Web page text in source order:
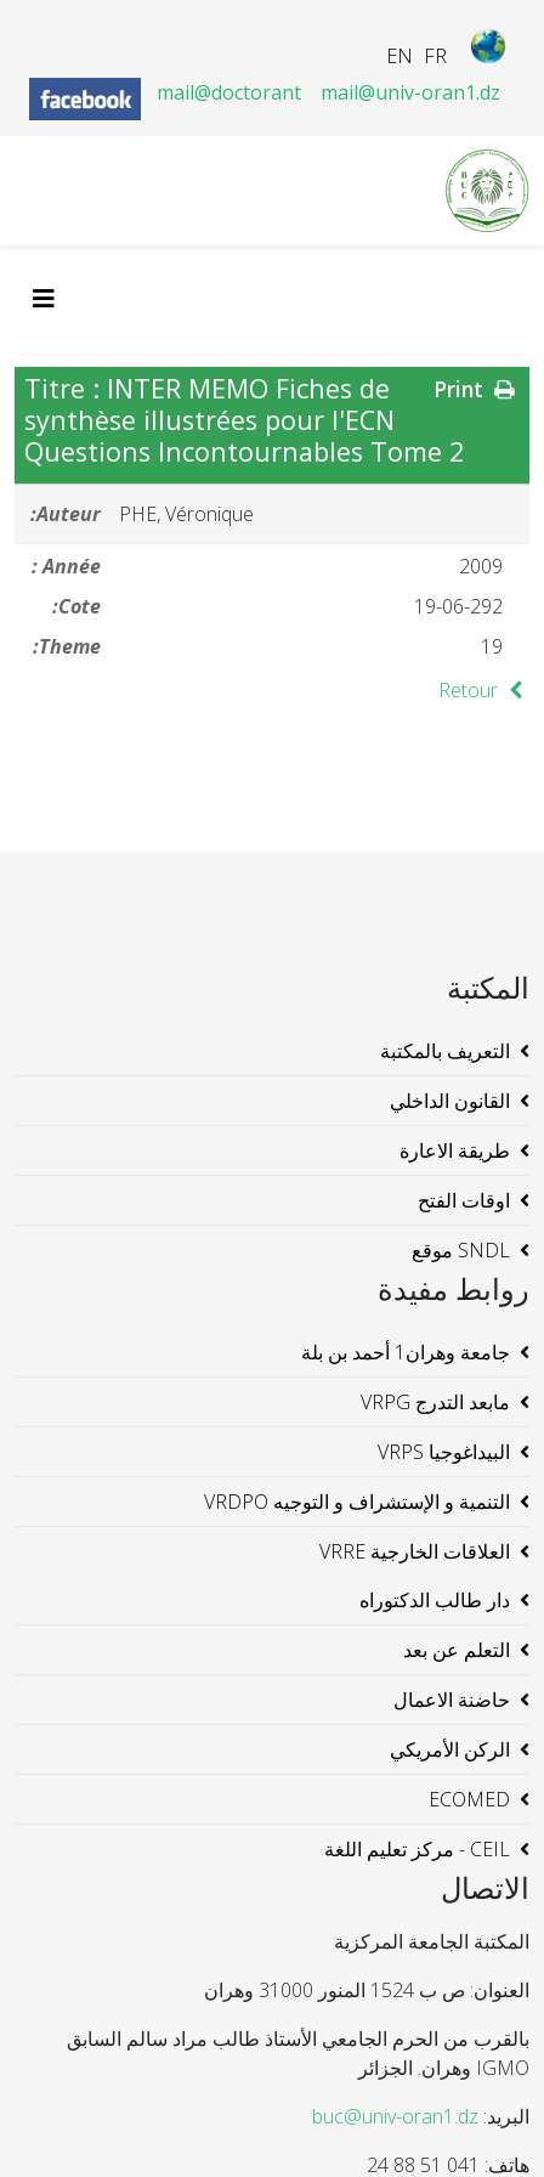
FR
EN
mail@doctorant
mail@univ-oran1.dz
Titre : INTER MEMO Fiches de
synthèse illustrées pour l'ECN
Questions Incontournables Tome 2
Auteur:
PHE, Véronique
Année :
2009
Cote:
19-06-292
Theme:
19
Retour
المكتبة
التعريف بالمكتبة
القانون الداخلي
طريقة الاعارة
اوقات الفتح
SNDL موقع
روابط مفيدة
جامعة وهران1 أحمد بن بلة
مابعد التدرج VRPG
البيداغوجيا VRPS
التنمية و الإستشراف و التوجيه VRDPO
العلاقات الخارجية VRRE
دار طالب الدكتوراه
التعلم عن بعد
حاضنة الاعمال
الركن الأمريكي
ECOMED
CEIL - مركز تعليم اللغة
الاتصال
المكتبة الجامعة المركزية
العنوان: ص ب 1524 المنور 31000 وهران
بالقرب من الحرم الجامعي الأستاذ طالب مراد سالم السابق
IGMO وهران. الجزائر
البريد: buc@univ-oran1.dz
هاتف: 041 51 88 24